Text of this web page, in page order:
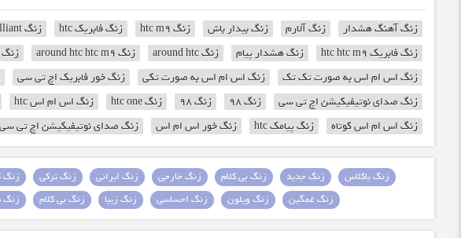
زنگ آهنگ هشدار زنگ آلارم زنگ بیدار باش زنگ htc m9 زنگ فابریک htc زنگ quietly brilliant
زنگ فابریک htc htc m9
زنگ هشدار پیام زنگ around htc زنگ around htc htc m9 زنگ htc desire
زنگ اس ام اس به صورت تک تک
زنگ اس ام اس به صورت تکی زنگ خور فابریک اچ تی سی
زنگ صدای نوتیفیکیشن اچ تی سی
زنگ 98 زنگ 98 زنگ htc one زنگ اس ام اس htc
زنگ اس ام اس کوتاه
زنگ پیامک htc زنگ خور اس ام اس زنگ صدای نوتیفیکیشن اچ تی سی
زنگ باکلاس زنگ جدید زنگ بی کلام زنگ خارجی زنگ ایرانی زنگ ترکی زنگ
زنگ غمگین
زنگ ویلون زنگ احساسی زنگ زیبا زنگ بی کلام زنگ